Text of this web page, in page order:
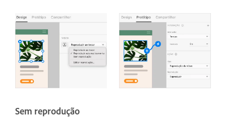
Sem reprodução